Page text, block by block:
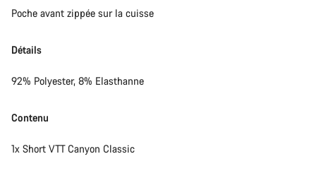
Poche avant zippée sur la cuisse
Détails
92% Polyester, 8% Elasthanne
Contenu
1x Short VTT Canyon Classic